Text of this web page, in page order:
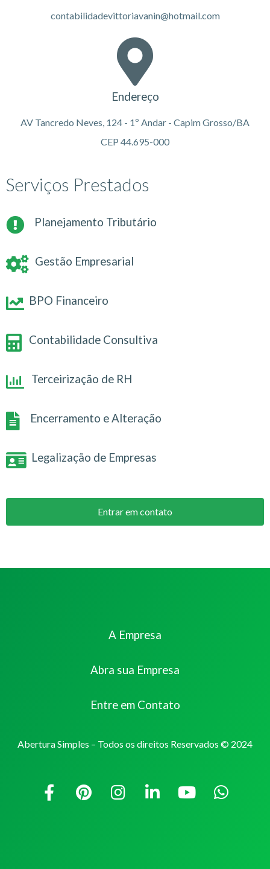
contabilidadevittoriavanin@hotmail.com
Endereço
AV Tancredo Neves, 124 - 1º Andar - Capim Grosso/BA
CEP 44.695-000
Serviços Prestados
Planejamento Tributário
Gestão Empresarial
BPO Financeiro
Contabilidade Consultiva
Terceirização de RH
Encerramento e Alteração
Legalização de Empresas
Entrar em contato
A Empresa
Abra sua Empresa
Entre em Contato
Abertura Simples – Todos os direitos Reservados © 2024